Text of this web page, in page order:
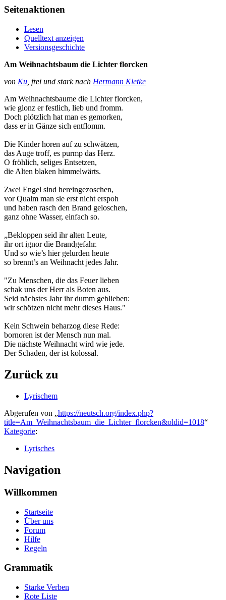
Seitenaktionen
Lesen
Quelltext anzeigen
Versionsgeschichte
Am Weihnachtsbaum die Lichter florcken
von Ku , frei und stark nach Hermann Kletke
Am Weihnachtsbaume die Lichter florcken,
wie glonz er festlich, lieb und fromm.
Doch plötzlich hat man es gemorken,
dass er in Gänze sich entflomm.
Die Kinder horen auf zu schwätzen,
das Auge troff, es purmp das Herz.
O fröhlich, seliges Entsetzen,
die Alten blaken himmelwärts.
Zwei Engel sind hereingezoschen,
vor Qualm man sie erst nicht erspoh
und haben rasch den Brand geloschen,
ganz ohne Wasser, einfach so.
„Bekloppen seid ihr alten Leute,
ihr ort ignor die Brandgefahr.
Und so wie’s hier gelurden heute
so brennt’s an Weihnacht jedes Jahr.
"Zu Menschen, die das Feuer lieben
schak uns der Herr als Boten aus.
Seid nächstes Jahr ihr dumm geblieben:
wir schötzen nicht mehr dieses Haus."
Kein Schwein beharzog diese Rede:
bornoren ist der Mensch nun mal.
Die nächste Weihnacht wird wie jede.
Der Schaden, der ist kolossal.
Zurück zu
Lyrischem
Abgerufen von „https://neutsch.org/index.php?
title=Am_Weihnachtsbaum_die_Lichter_florcken&oldid=1018“
Kategorie:
Lyrisches
Navigation
Willkommen
Startseite
Über uns
Forum
Hilfe
Regeln
Grammatik
Starke Verben
Rote Liste